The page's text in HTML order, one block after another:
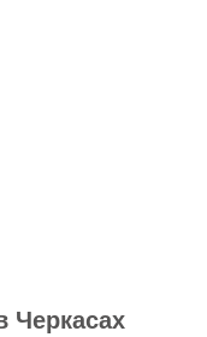
Черкасах